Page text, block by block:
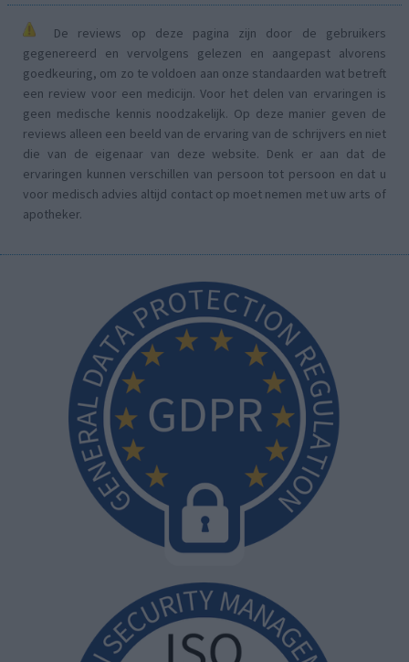
De reviews op deze pagina zijn door de gebruikers
gegenereerd en vervolgens gelezen en aangepast alvorens
goedkeuring, om zo te voldoen aan onze standaarden wat betreft
een review voor een medicijn. Voor het delen van ervaringen is
geen medische kennis noodzakelijk. Op deze manier geven de
reviews alleen een beeld van de ervaring van de schrijvers en niet
die van de eigenaar van deze website. Denk er aan dat de
ervaringen kunnen verschillen van persoon tot persoon en dat u
voor medisch advies altijd contact op moet nemen met uw arts of
apotheker.